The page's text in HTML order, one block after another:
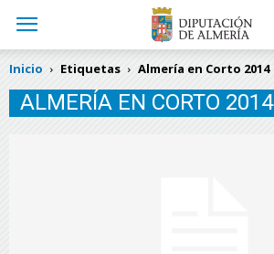
Inicio Etiquetas Almería en Corto 2014
ALMERÍA EN CORTO 2014